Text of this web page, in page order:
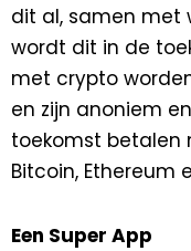
dit al, samen met
wordt dit in de
met crypto
en zijn anoniem
toekomst betalen
Bitcoin, Ethereum
Een Super App